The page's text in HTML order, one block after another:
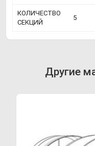
КОЛИЧЕСТВО
СЕКЦИЙ
5
Другие